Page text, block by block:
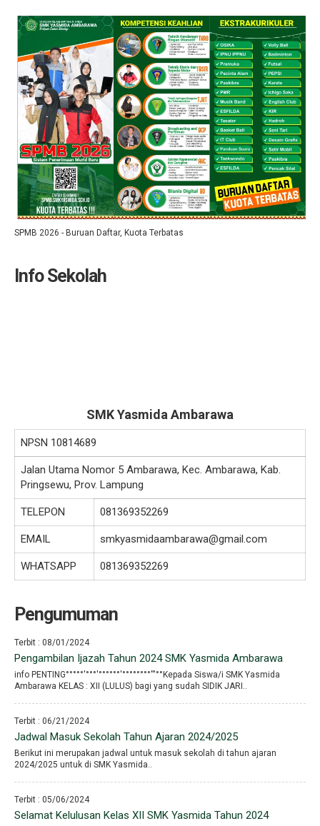
SPMB 2026 - Buruan Daftar, Kuota Terbatas
Info Sekolah
SMK Yasmida Ambarawa
NPSN 10814689
Jalan Utama Nomor 5 Ambarawa, Kec. Ambarawa, Kab.
Pringsewu, Prov. Lampung
TELEPON 081369352269
EMAIL smkyasmidaambarawa@gmail.com
WHATSAPP 081369352269
Pengumuman
Terbit : 08/01/2024
Pengambilan Ijazah Tahun 2024 SMK Yasmida Ambarawa
info PENTING°°°°°′°°°′°°°°°°′°°°°°°°°′′′°°Kepada Siswa/i SMK Yasmida
Ambarawa KELAS : XII (LULUS) bagi yang sudah SIDIK JARI..
Terbit : 06/21/2024
Jadwal Masuk Sekolah Tahun Ajaran 2024/2025
Berikut ini merupakan jadwal untuk masuk sekolah di tahun ajaran
2024/2025 untuk di SMK Yasmida..
Terbit : 05/06/2024
Selamat Kelulusan Kelas XII SMK Yasmida Tahun 2024